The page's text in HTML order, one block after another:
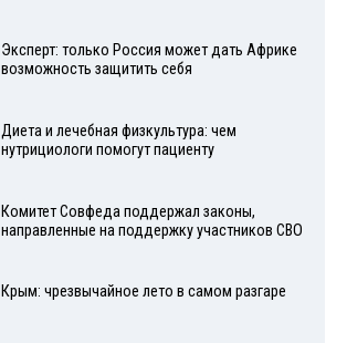
Эксперт: только Россия может дать Африке
возможность защитить себя
Диета и лечебная физкультура: чем
нутрициологи помогут пациенту
Комитет Совфеда поддержал законы,
направленные на поддержку участников СВО
Крым: чрезвычайное лето в самом разгаре